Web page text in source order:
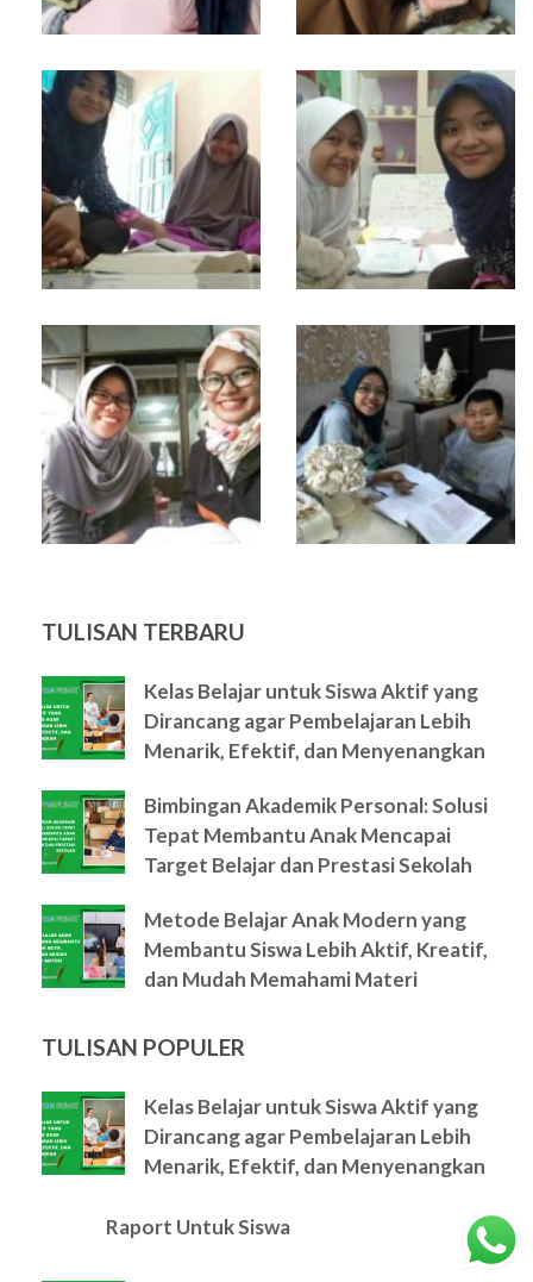
TULISAN TERBARU
Kelas Belajar untuk Siswa Aktif yang
Dirancang agar Pembelajaran Lebih
Menarik, Efektif, dan Menyenangkan
Bimbingan Akademik Personal: Solusi
Tepat Membantu Anak Mencapai
Target Belajar dan Prestasi Sekolah
Metode Belajar Anak Modern yang
Membantu Siswa Lebih Aktif, Kreatif,
dan Mudah Memahami Materi
TULISAN POPULER
Kelas Belajar untuk Siswa Aktif yang
Dirancang agar Pembelajaran Lebih
Menarik, Efektif, dan Menyenangkan
Raport Untuk Siswa